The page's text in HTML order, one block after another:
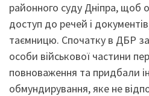
районного суду Дніпра, щоб
доступ до речей і
таємницю. Спочатку в ДБР
особи військової частини
повноваження та придбали
обмундирування, яке не